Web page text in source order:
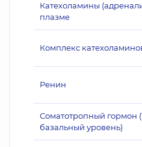
Катехоламины
плазме
Комплекс
Ренин
Соматотропный гормон
базальный уровень)